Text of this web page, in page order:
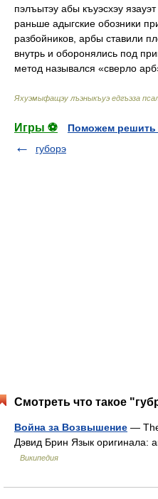
пэлъытэу абы къуэсхэу язауэт
раньше адыгские обозники
разбойников, арбы ставили
внутрь и оборонялись под
метод назывался «сверло
Яхуэмыфащэу лъэныкъуэ едгъэза
Игры ⚽
Поможем решить
губорэ
Смотреть что такое
Война за Возвышение —
Дэвид Брин Язык оригинала:
Википедия